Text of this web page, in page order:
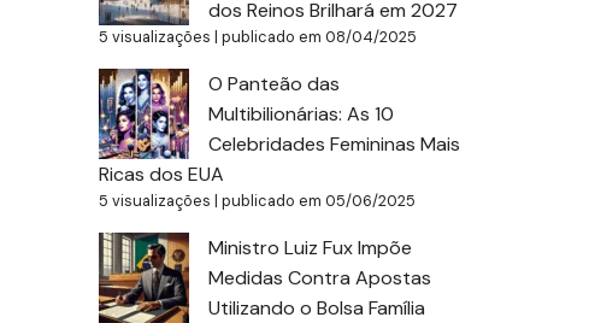
dos Reinos Brilhará em 2027
5 visualizações | publicado em 08/04/2025
O Panteão das
Multibilionárias: As 10
Celebridades Femininas Mais
Ricas dos EUA
5 visualizações | publicado em 05/06/2025
Ministro Luiz Fux Impõe
Medidas Contra Apostas
Utilizando o Bolsa Família